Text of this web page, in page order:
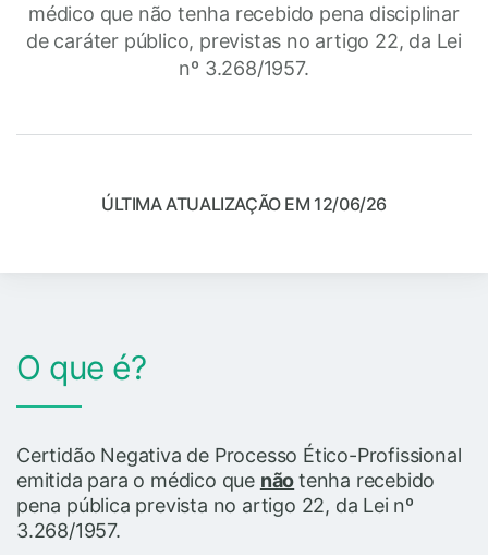
médico que não tenha recebido pena disciplinar
de caráter público, previstas no artigo 22, da Lei
nº 3.268/1957.
ÚLTIMA ATUALIZAÇÃO EM 12/06/26
O que é?
Certidão Negativa de Processo Ético-Profissional
emitida para o médico que nãotenha recebido
pena pública prevista no artigo 22, da Lei nº
3.268/1957.